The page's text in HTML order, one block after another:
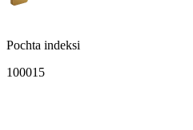
Pochta indeksi
100015